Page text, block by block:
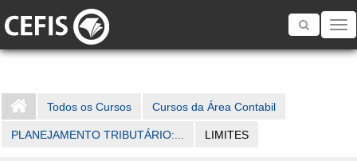
Toggle
Todos os Cursos Cursos da Área Contabil
PLANEJAMENTO TRIBUTÁRIO:... LIMITES